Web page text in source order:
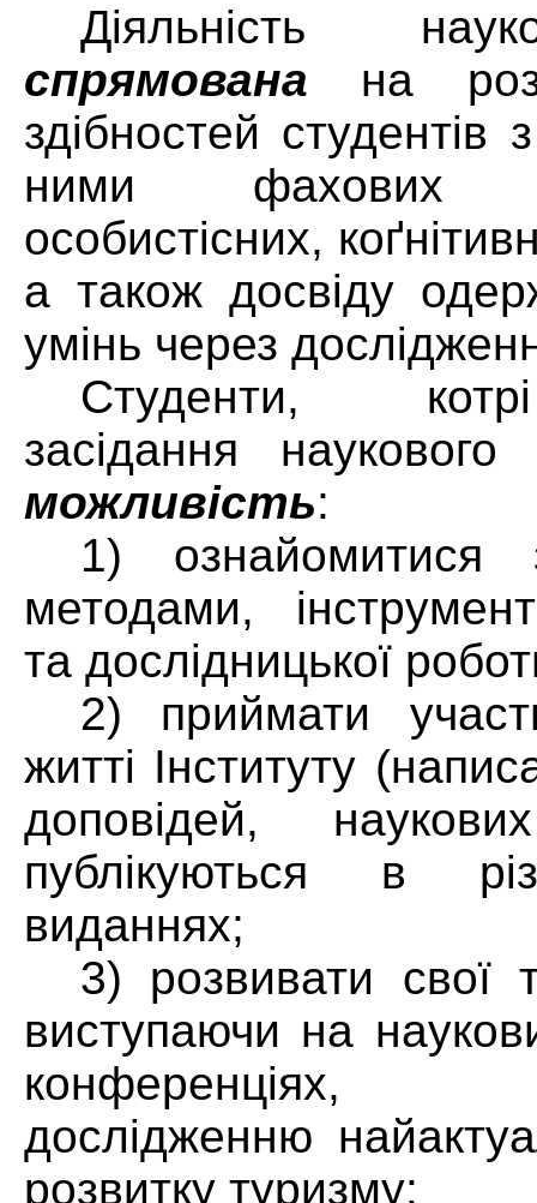
Діяльність
спрямована на
здібностей
ними фахових
особистісних,
а також досвіду
умінь через
Студенти,
засідання
можливість:
1) ознайомитися
методами,
та дослідницької
2) приймати
житті Інституту
доповідей,
публікуються в
виданнях;
3) розвивати свої
виступаючи на
конференціях,
дослідженню
розвитку туризму;